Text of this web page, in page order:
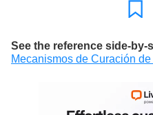
See the reference side-by-
Mecanismos de Curación